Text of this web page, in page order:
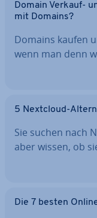
Domain Verkauf-
mit Domains?
Domains kaufen
wenn man denn
5 Nextcloud-
Sie suchen nach
aber wissen, ob
Die 7 besten